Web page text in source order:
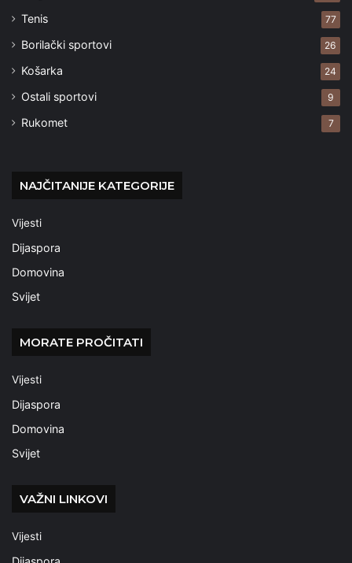
Tenis 77
Borilački sportovi 26
Košarka 24
Ostali sportovi 9
Rukomet 7
NAJČITANIJE KATEGORIJE
Vijesti
Dijaspora
Domovina
Svijet
MORATE PROČITATI
Vijesti
Dijaspora
Domovina
Svijet
VAŽNI LINKOVI
Vijesti